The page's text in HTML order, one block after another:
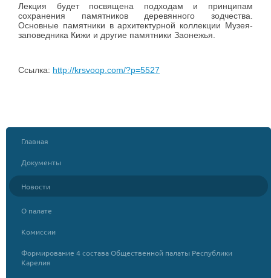
Лекция будет посвящена подходам и принципам
сохранения памятников деревянного зодчества.
Основные памятники в архитектурной коллекции Музея-
заповедника Кижи и другие памятники Заонежья.
Ссылка: http://krsvoop.com/?p=5527
Главная
Документы
Новости
О палате
Комиссии
Формирование 4 состава Общественной палаты Республики
Карелия